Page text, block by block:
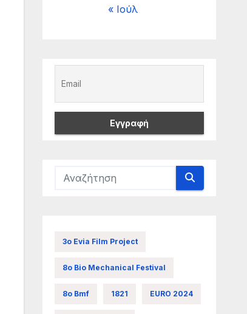
« Ιούλ
3ο Evia Film Project
8ο Bio Mechanical Festival
8ο Bmf 1821 EURO 2024